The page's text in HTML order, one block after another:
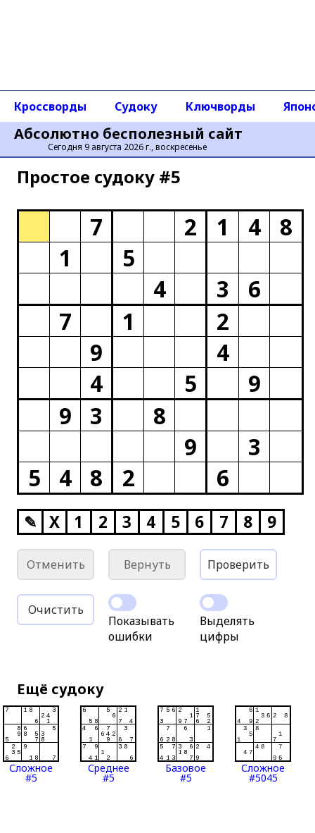
Абсолютно бесполезный сайт
Сегодня 9 августа 2026 г., воскресенье
Кроссворды Судоку Ключворды
Простое cудоку #5
7 2 1 4
8
1
5
4
3
6
7
1
2
9
4
4
5
9
9
3
8
9
3
5
4 8 2 6
✎ X 1 2 3 4 5 6 7 8 9
Отменить Вернуть Проверить
Очистить
Показывать
ошибки
Выделять
цифры
Ещё судоку
Сложное
#5
Среднее
#5
Базовое
#5
Сложное
#5045